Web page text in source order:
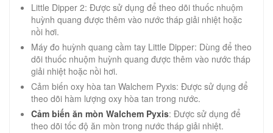
Little Dipper 2: Được sử dụng để theo dõi thuốc nhuộm
huỳnh quang được thêm vào nước tháp giải nhiệt hoặc
nồi hơi.
Máy đo huỳnh quang cầm tay Little Dipper: Dùng để theo
dõi thuốc nhuộm huỳnh quang được thêm vào nước tháp
giải nhiệt hoặc nồi hơi.
Cảm biến oxy hòa tan Walchem Pyxis: Được sử dụng để
theo dõi hàm lượng oxy hòa tan trong nước.
Cảm biến ăn mòn Walchem Pyxis: Được sử dụng để
theo dõi tốc độ ăn mòn trong nước tháp giải nhiệt.